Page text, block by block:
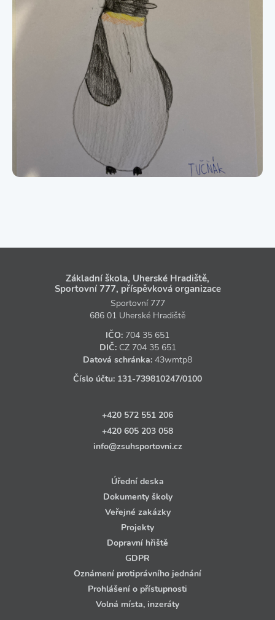
Základní škola, Uherské Hradiště,
Sportovní 777, příspěvková organizace
Sportovní 777
686 01 Uherské Hradiště
IČO: 704 35 651
DIČ: CZ 704 35 651
Datová schránka: 43wmtp8
Číslo účtu: 131‑739810247/0100
+420 572 551 206
+420 605 203 058
info@zsuhsportovni.cz
Úřední deska
Dokumenty školy
Veřejné zakázky
Projekty
Dopravní hřiště
GDPR
Oznámení protiprávního jednání
Prohlášení o přístupnosti
Volná místa, inzeráty